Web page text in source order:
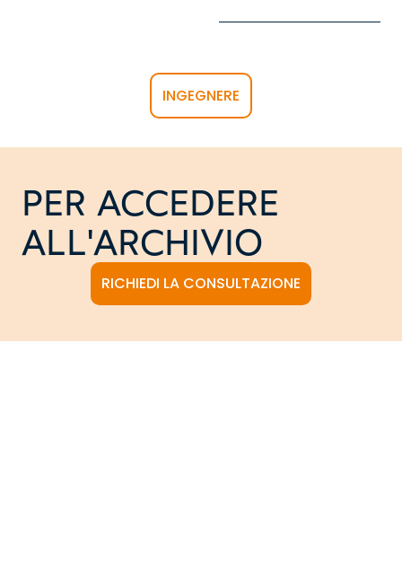
INGEGNERE
PER ACCEDERE
ALL'ARCHIVIO
RICHIEDI LA CONSULTAZIONE